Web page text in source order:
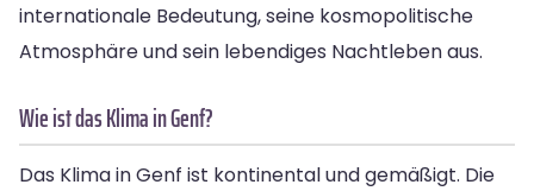
internationale Bedeutung, seine kosmopolitische
Atmosphäre und sein lebendiges Nachtleben aus.
Wie ist das Klima in Genf?
Das Klima in Genf ist kontinental und gemäßigt. Die